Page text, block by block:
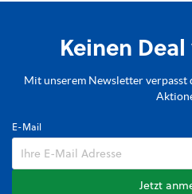
Keinen
Mit unserem Newsletter verpasst
E-Mail
Jetzt